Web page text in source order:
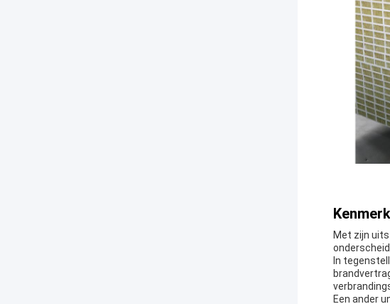
Met zijn
In
Een ander